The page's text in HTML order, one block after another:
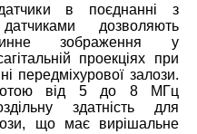
в поєднанні з
дозволяють
зображення у
проекціях при
передміхурової залози.
від 5 до 8 МГц
здатність для
що має вирішальне